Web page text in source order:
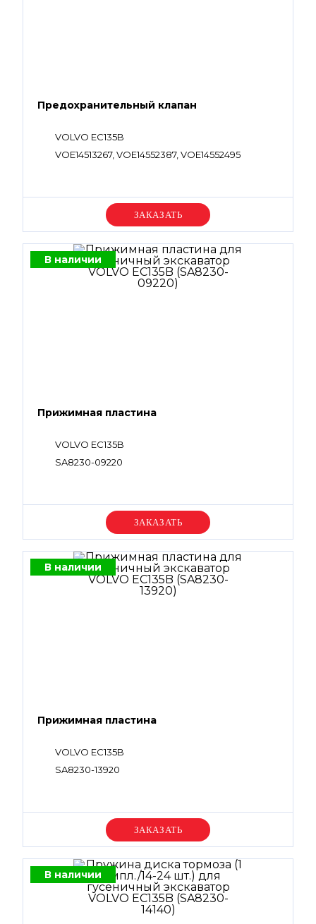
Предохранительный клапан
VOLVO EC135B
VOE14513267, VOE14552387, VOE14552495
Уточняйте цену
В наличии
Прижимная пластина
VOLVO EC135B
SA8230-09220
Уточняйте цену
В наличии
Прижимная пластина
VOLVO EC135B
SA8230-13920
Уточняйте цену
В наличии